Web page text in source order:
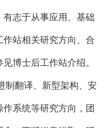
有志于从事应用、基础
站相关研究方向、合
博士后工作站介绍。
制翻译、新型架构、安
系统等研究方向，团